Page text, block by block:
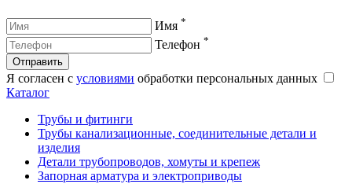
Имя *
Телефон *
Отправить
Я согласен с условиями обработки персональных данных
Каталог
Трубы и фитинги
Трубы канализационные, соединительные детали и
изделия
Детали трубопроводов, хомуты и крепеж
Запорная арматура и электроприводы